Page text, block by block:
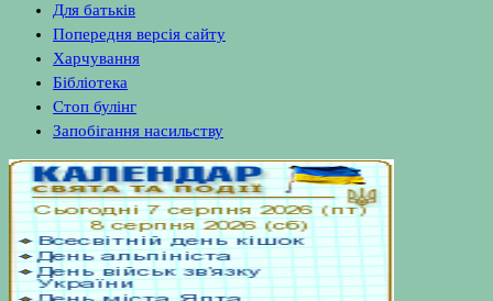
Для батьків
Попередня версія сайту
Харчування
Бібліотека
Стоп булінг
Запобігання насильству